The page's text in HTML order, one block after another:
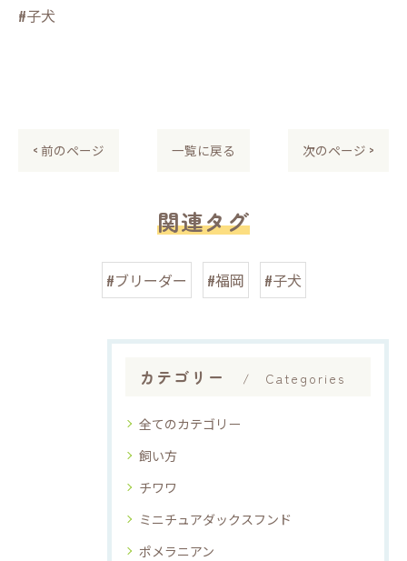
#子犬
< 前のページ 一覧に戻る 次のページ >
関連タグ
#ブリーダー #福岡 #子犬
カテゴリー Categories
全てのカテゴリー
飼い方
チワワ
ミニチュアダックスフンド
ポメラニアン